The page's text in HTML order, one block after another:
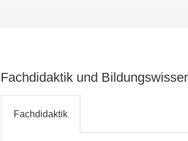
Fachdidaktik und
Fachdidaktik